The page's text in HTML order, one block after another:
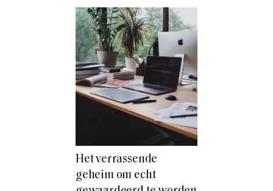
Het verrassende
geheim om echt